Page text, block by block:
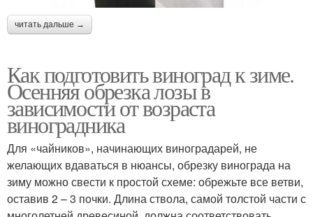
читать дальше →
Как подготовить виноград к зиме.
Осенняя обрезка лозы в
зависимости от возраста
виноградника
Для «чайников», начинающих виноградарей, не
желающих вдаваться в нюансы, обрезку винограда на
зиму можно свести к простой схеме: обрежьте все ветви,
оставив 2 – 3 почки. Длина ствола, самой толстой части с